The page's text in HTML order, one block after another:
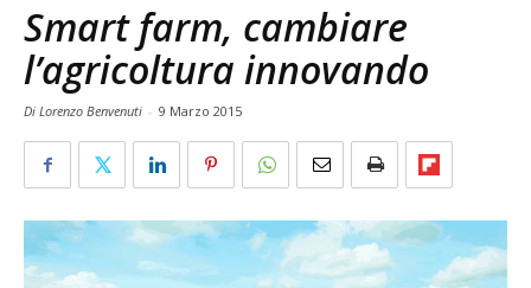
Smart farm, cambiare
l’agricoltura innovando
Di Lorenzo Benvenuti - 9 Marzo 2015